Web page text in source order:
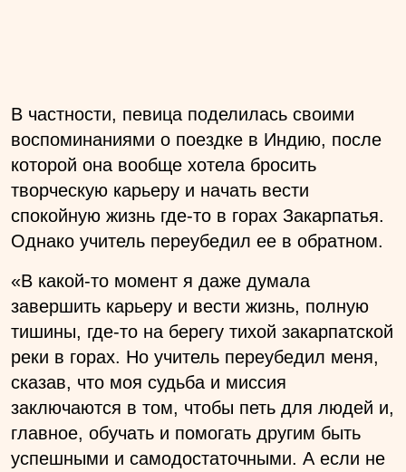
В частности, певица поделилась своими
воспоминаниями о поездке в Индию, после
которой она вообще хотела бросить
творческую карьеру и начать вести
спокойную жизнь где-то в горах Закарпатья.
Однако учитель переубедил ее в обратном.
«В какой-то момент я даже думала
завершить карьеру и вести жизнь, полную
тишины, где-то на берегу тихой закарпатской
реки в горах. Но учитель переубедил меня,
сказав, что моя судьба и миссия
заключаются в том, чтобы петь для людей и,
главное, обучать и помогать другим быть
успешными и самодостаточными. А если не